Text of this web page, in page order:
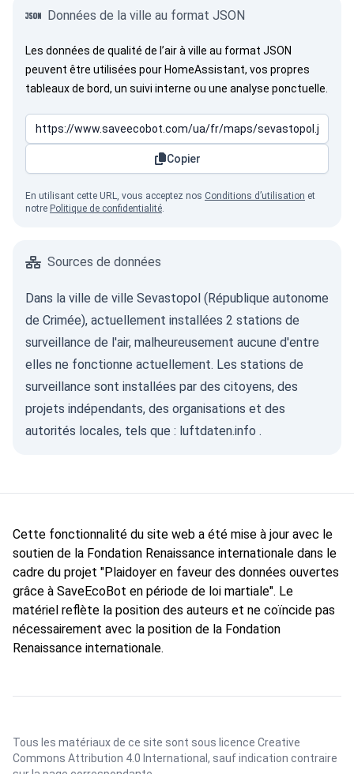
Données de la ville au format JSON
Les données de qualité de l’air à ville au format JSON
peuvent être utilisées pour HomeAssistant, vos propres
tableaux de bord, un suivi interne ou une analyse ponctuelle.
Copier
En utilisant cette URL, vous acceptez nos Conditions d’utilisation et
notre Politique de confidentialité.
Sources de données
Dans la ville de ville Sevastopol (République autonome
de Crimée), actuellement installées 2 stations de
surveillance de l'air, malheureusement aucune d'entre
elles ne fonctionne actuellement. Les stations de
surveillance sont installées par des citoyens, des
projets indépendants, des organisations et des
autorités locales, tels que : luftdaten.info .
Cette fonctionnalité du site web a été mise à jour avec le
soutien de la Fondation Renaissance internationale dans le
cadre du projet "Plaidoyer en faveur des données ouvertes
grâce à SaveEcoBot en période de loi martiale". Le
matériel reflète la position des auteurs et ne coïncide pas
nécessairement avec la position de la Fondation
Renaissance internationale.
Tous les matériaux de ce site sont sous licence Creative
Commons Attribution 4.0 International , sauf indication contraire